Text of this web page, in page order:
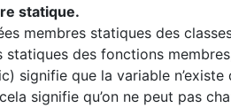
statique.
membres statiques des
statiques des fonctions
signifie que la variable n’existe
signifie qu’on ne peut pas